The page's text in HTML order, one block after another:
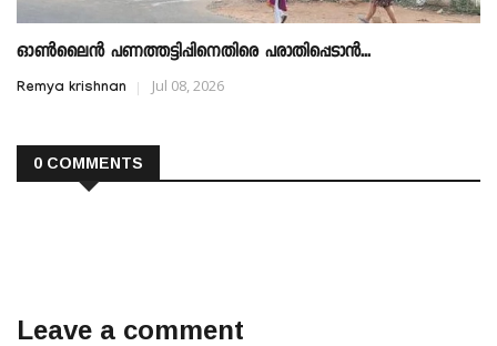
ഓണ്‍ലൈന്‍ പണത്തട്ടിപ്പിനെതിരെ പരാതിപ്പെടാന്‍...
Remya krishnan Jul 08, 2026
0 COMMENTS
Leave a comment